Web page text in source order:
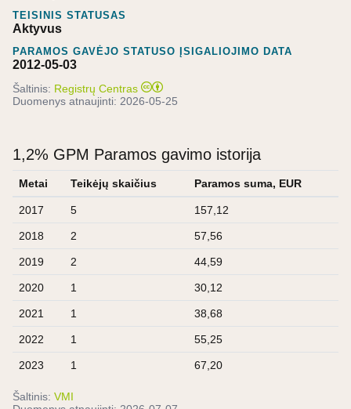
TEISINIS STATUSAS
Aktyvus
PARAMOS GAVĖJO STATUSO ĮSIGALIOJIMO DATA
2012-05-03
Šaltinis: Registrų Centras
Duomenys atnaujinti: 2026-05-25
1,2% GPM Paramos gavimo istorija
Metai Teikėjų skaičius Paramos suma, EUR
2017 5 157,12
2018 2 57,56
2019 2 44,59
2020 1 30,12
2021 1 38,68
2022 1 55,25
2023 1 67,20
Šaltinis: VMI